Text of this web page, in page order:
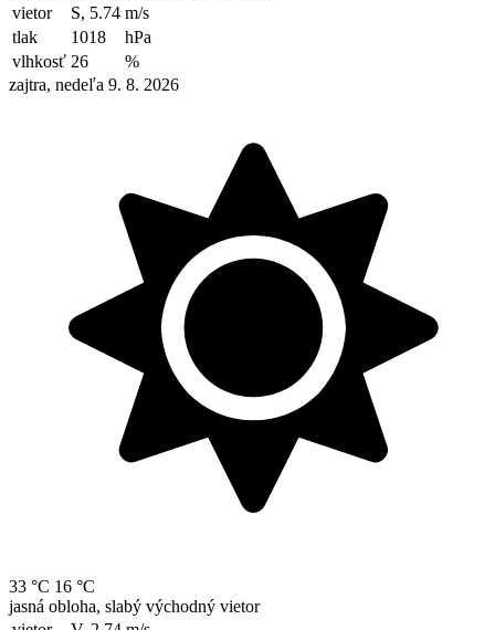
vietor
S, 5.74 m/s
tlak
1018
hPa
vlhkosť 26
%
zajtra, nedeľa 9. 8. 2026
33 °C 16 °C
jasná obloha, slabý východný vietor